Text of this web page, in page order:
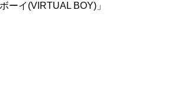
ーイ(VIRTUAL BOY)」